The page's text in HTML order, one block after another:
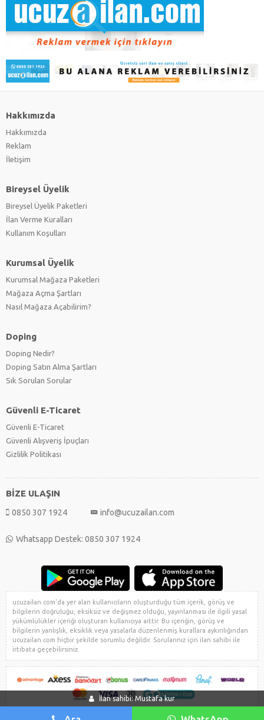
İlan sahibi: Mustafa kur
Hakkımızda
Hakkımızda
Reklam
İletişim
Bireysel Üyelik
Bireysel Üyelik Paketleri
İlan Verme Kuralları
Kullanım Koşulları
Kurumsal Üyelik
Kurumsal Mağaza Paketleri
Mağaza Açma Şartları
Nasıl Mağaza Açabilirim?
Doping
Doping Nedir?
Doping Satın Alma Şartları
Sık Sorulan Sorular
Güvenli E-Ticaret
Güvenli E-Ticaret
Güvenli Alışveriş İpuçları
Gizlilik Politikası
BİZE ULAŞIN
0850 307 1924 info@ucuzailan.com
Whatsapp Destek: 0850 307 1924
ucuzailan.com'da yer alan kullanıcıların oluşturduğu tüm içerik, görüş ve
bilgilerin doğruluğu, eksiksiz ve değişmez olduğu, yayınlanması ile ilgili yasal
yükümlülükler içeriği oluşturan kullanıcıya aittir. Bu içeriğin, görüş ve
bilgilerin yanlışlık, eksiklik veya yasalarla düzenlenmiş kurallara aykırılığından
ucuzailan.com hiçbir şekilde sorumlu değildir. Sorularınız için ilan sahibi ile
irtibata geçebilirsiniz.